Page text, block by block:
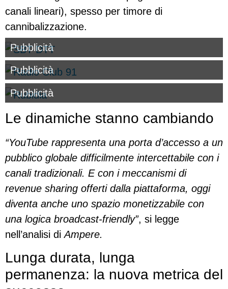
canali lineari), spesso per timore di
cannibalizzazione.
Pubblicità
Pubblicità
Pubblicità
Le dinamiche stanno cambiando
“YouTube rappresenta una porta d’accesso a un
pubblico globale difficilmente intercettabile con i
canali tradizionali. E con i meccanismi di
revenue sharing offerti dalla piattaforma, oggi
diventa anche uno spazio monetizzabile con
una logica broadcast-friendly”, si legge
nell’analisi diAmpere.
Lunga durata, lunga
permanenza: la nuova metrica del